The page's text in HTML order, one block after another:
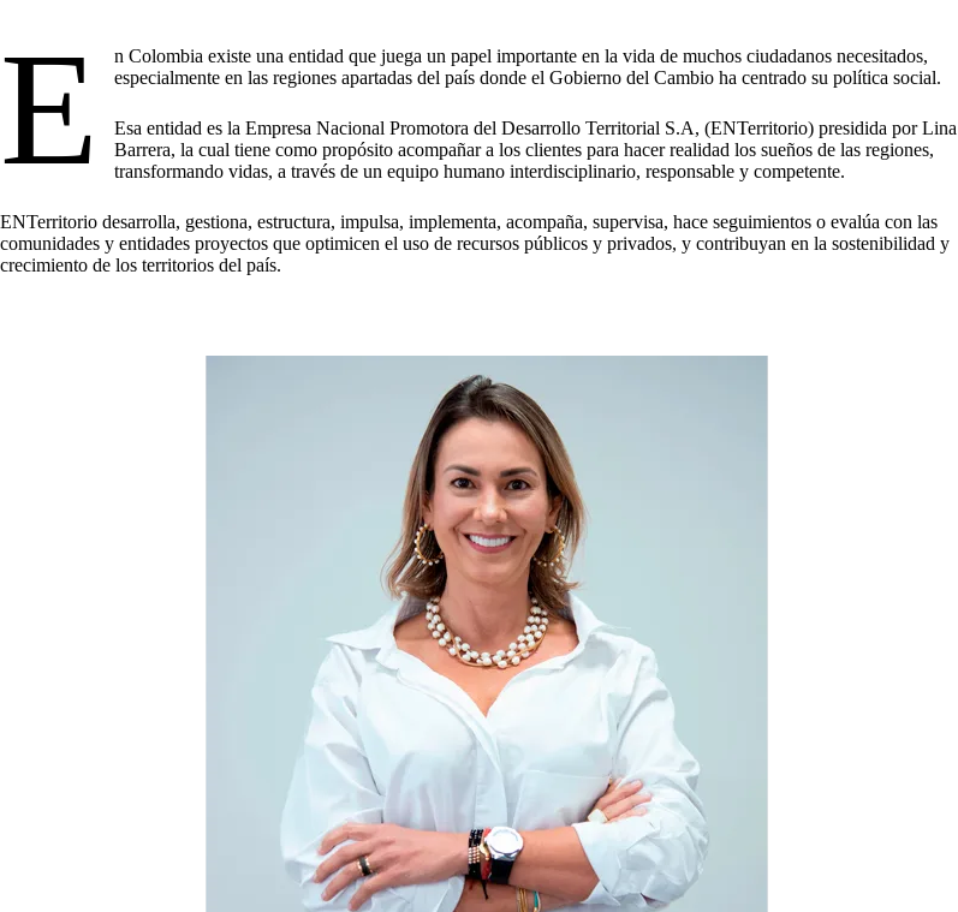
E
n Colombia existe una entidad que juega un papel importante en la vida de muchos ciudadanos necesitados,
especialmente en las regiones apartadas del país donde el Gobierno del Cambio ha centrado su política social.
Esa entidad es la Empresa Nacional Promotora del Desarrollo Territorial S.A, (ENTerritorio) presidida por Lina
Barrera, la cual tiene como propósito acompañar a los clientes para hacer realidad los sueños de las regiones,
transformando vidas, a través de un equipo humano interdisciplinario, responsable y competente.
ENTerritorio desarrolla, gestiona, estructura, impulsa, implementa, acompaña, supervisa, hace seguimientos o evalúa con las
comunidades y entidades proyectos que optimicen el uso de recursos públicos y privados, y contribuyan en la sostenibilidad y
crecimiento de los territorios del país.